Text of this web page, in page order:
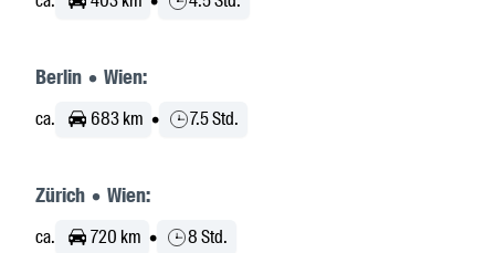
Berlin • Wien:
ca. 683 km • 7.5 Std.
Zürich • Wien:
ca. 720 km • 8 Std.